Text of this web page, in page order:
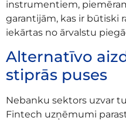
instrumentiem,
garantijām, kas ir būtiski
iekārtas no ārvalstu
Alternatīvo
stiprās puses
Nebanku sektors uzvar
Fintech uzņēmumi